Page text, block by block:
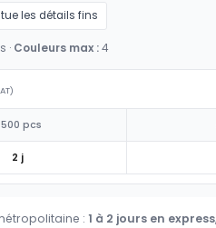
les détails fins
· Couleurs max :4
pcs
2 j
: 1 à 2 jours en express,